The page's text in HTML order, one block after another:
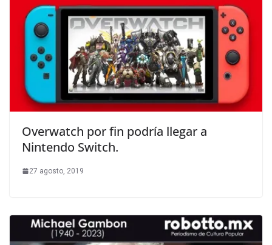
Overwatch por fin podría llegar a
Nintendo Switch.
27 agosto, 2019